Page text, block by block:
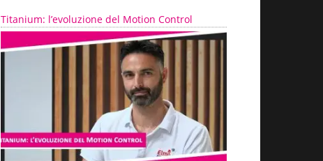
Titanium: l’evoluzione del Motion Control